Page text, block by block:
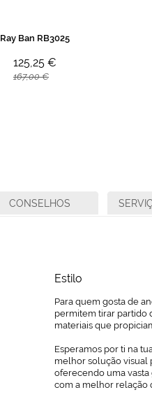
Ray Ban RB3025
125,25 €
167,00 €
Estilo
Para quem gosta de
permitem tirar partido
materiais que
Esperamos por ti na
melhor solução visual
oferecendo uma
com a melhor relação
CONSELHOS